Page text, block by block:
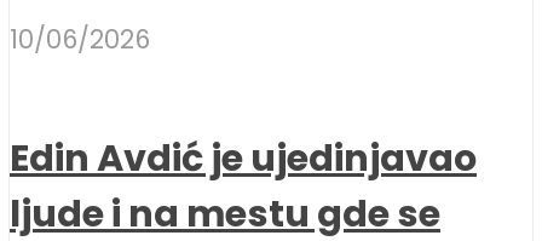
10/06/2026
Edin Avdić je ujedinjavao
ljude i na mestu gde se